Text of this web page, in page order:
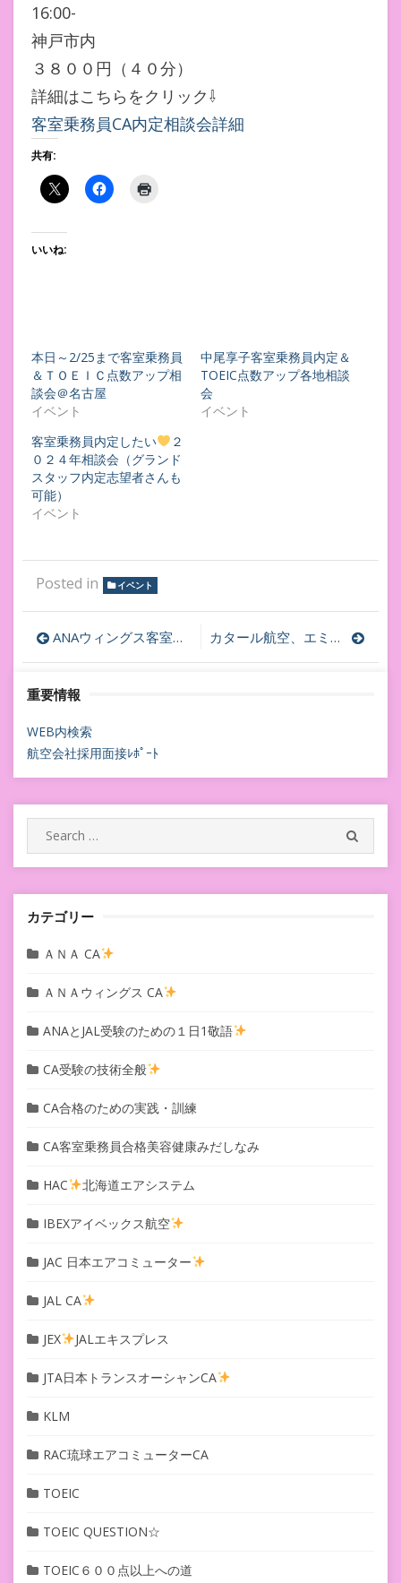
16:00-
神戸市内
３８００円（４０分）
詳細はこちらをクリック⇩
客室乗務員CA内定相談会詳細
共有:
いいね:
本日～2/25まで客室乗務員
＆ＴＯＥＩＣ点数アップ相
談会＠名古屋
イベント
中尾享子客室乗務員内定＆
TOEIC点数アップ各地相談
会
イベント
客室乗務員内定したい
２
０２４年相談会（グランド
スタッフ内定志望者さんも
可能）
イベント
Posted in イベント
投
稿
ナ
ビ
ゲ
ー
シ
ョ
ン
ANAウィングス客室乗務員CA再雇用特化講座お問い合わせ カタール航空、エミレーツ航空、ANA、JAL、客室乗務員内定へ！
重要情報
WEB内検索
航空会社採用面接ﾚﾎﾟｰﾄ
Search
for:
カテゴリー
ＡＮＡ CA
ＡＮＡウィングス CA
ANAとJAL受験のための１日1敬語
CA受験の技術全般
CA合格のための実践・訓練
CA客室乗務員合格美容健康みだしなみ
HAC 北海道エアシステム
IBEXアイベックス航空
JAC 日本エアコミューター
JAL CA
JEX JALエキスプレス
JTA日本トランスオーシャンCA
KLM
RAC琉球エアコミューターCA
TOEIC
TOEIC QUESTION☆
TOEIC６００点以上への道